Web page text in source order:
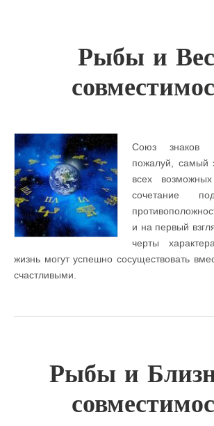
Рыбы и
Союз
пожалуй, самый
всех
сочетание
и на первый
черты
жизнь могут успешно сосуществовать
счастливыми.
Рыбы и